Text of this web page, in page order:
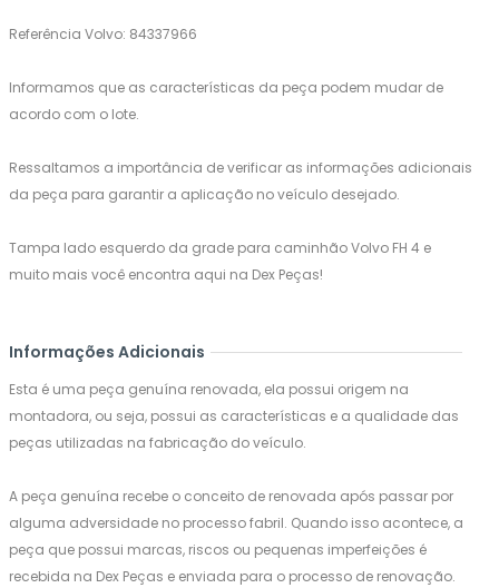
Referência Volvo: 84337966
Informamos que as características da peça podem mudar de
acordo com o lote.
Ressaltamos a importância de verificar as informações adicionais
da peça para garantir a aplicação no veículo desejado.
Tampa lado esquerdo da grade para caminhão Volvo FH 4 e
muito mais você encontra aqui na Dex Peças!
Informações Adicionais
Esta é uma peça genuína renovada, ela possui origem na
montadora, ou seja, possui as características e a qualidade das
peças utilizadas na fabricação do veículo.
A peça genuína recebe o conceito de renovada após passar por
alguma adversidade no processo fabril. Quando isso acontece, a
peça que possui marcas, riscos ou pequenas imperfeições é
recebida na Dex Peças e enviada para o processo de renovação.